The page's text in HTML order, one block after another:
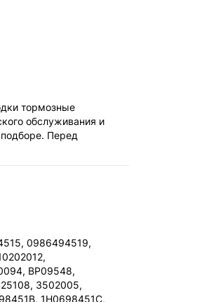
тормозные
обслуживания и
Перед
0986494519,
BP09548,
3502005,
1H0698451C,